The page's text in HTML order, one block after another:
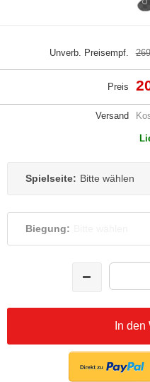
Unverb. Preisempf.
Preis
Versand
Spielseite: Bitte wählen
Biegung:
In